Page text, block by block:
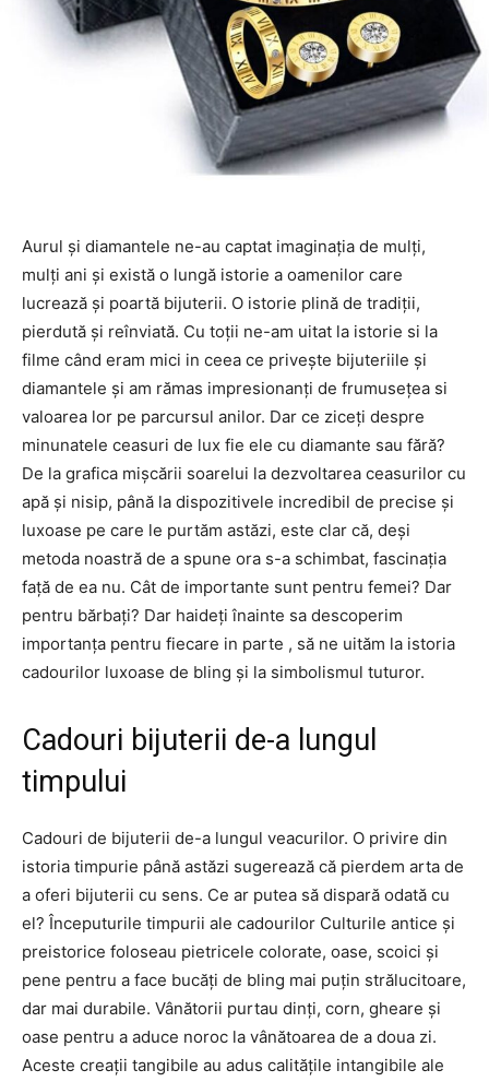
Aurul și diamantele ne-au captat imaginația de mulți,
mulți ani și există o lungă istorie a oamenilor care
lucrează și poartă bijuterii. O istorie plină de tradiții,
pierdută și reînviată. Cu toții ne-am uitat la istorie si la
filme când eram mici in ceea ce privește bijuteriile și
diamantele și am rămas impresionanți de frumusețea si
valoarea lor pe parcursul anilor. Dar ce ziceți despre
minunatele ceasuri de lux fie ele cu diamante sau fără?
De la grafica mișcării soarelui la dezvoltarea ceasurilor cu
apă și nisip, până la dispozitivele incredibil de precise și
luxoase pe care le purtăm astăzi, este clar că, deși
metoda noastră de a spune ora s-a schimbat, fascinația
față de ea nu. Cât de importante sunt pentru femei? Dar
pentru bărbați? Dar haideți înainte sa descoperim
importanța pentru fiecare in parte , să ne uităm la istoria
cadourilor luxoase de bling și la simbolismul tuturor.
Cadouri bijuterii de-a lungul
timpului
Cadouri de bijuterii de-a lungul veacurilor. O privire din
istoria timpurie până astăzi sugerează că pierdem arta de
a oferi bijuterii cu sens. Ce ar putea să dispară odată cu
el? Începuturile timpurii ale cadourilor Culturile antice și
preistorice foloseau pietricele colorate, oase, scoici și
pene pentru a face bucăți de bling mai puțin strălucitoare,
dar mai durabile. Vânătorii purtau dinți, corn, gheare și
oase pentru a aduce noroc la vânătoarea de a doua zi.
Aceste creații tangibile au adus calitățile intangibile ale